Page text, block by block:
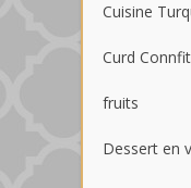
Cuisine
Curd
fruits
Dessert en